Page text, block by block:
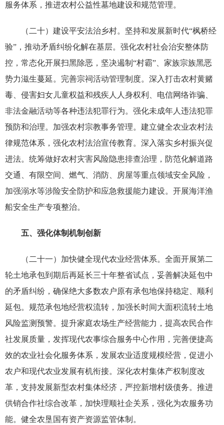
服务体系，推进农村公益性墓地建设和规范管理。
（二十）建设平安法治乡村。坚持和发展新时代“枫桥经
验”，推动矛盾纠纷化解在基层。强化农村社会治安整体防
控，常态化开展扫黑除恶，坚决遏制“村霸”、家族宗族黑恶
势力滋生蔓延。完善宗祠活动管理制度。深入打击农村黄赌
毒、侵害妇女儿童权益和残疾人人身权利、电信网络诈骗、
非法金融活动等各种违法犯罪行为。强化未成年人违法犯罪
预防和治理。加强农村宗教事务管理。建立健全农业农村法
律规范体系，强化农村法治宣传教育。深入落实乡村振兴促
进法。统筹做好农村灾害风险隐患排查治理，防范化解道路
交通、有限空间、燃气、消防、房屋等重点领域安全风险，
加强溺水等涉险安全防护和应急救援能力建设。开展海洋渔
船安全生产专项整治。
五、强化体制机制创新
（二十一）加快健全现代农业经营体系。全面开展第二
轮土地承包到期后再延长三十年整省试点，妥善解决延包中
的矛盾纠纷，确保绝大多数农户原有承包地保持稳定、顺利
延包。规范承包地经营权流转，加强长时间大面积流转土地
风险监测预警。提升家庭农场生产经营能力，提高农民合作
社发展质量，发挥现代农事综合服务中心作用，完善便捷高
效的农业社会化服务体系，发展农业适度规模经营，促进小
农户和现代农业发展有机衔接。深化农村集体产权制度改
革，支持发展新型农村集体经济，严控新增村级债务。推进
供销合作社综合改革，加快理顺社企关系，强化为农服务功
能。健全农垦国有资产资源监管体制。